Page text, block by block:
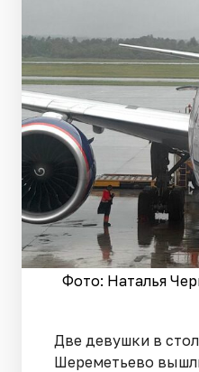
Фото: Наталья
Две девушки в
Шереметьево